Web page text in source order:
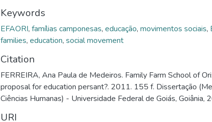
Keywords
EFAORI, famílias camponesas, educação, movimentos sociais,
families, education, social movement
Citation
FERREIRA, Ana Paula de Medeiros. Family Farm School of
proposal for education persant?. 2011. 155 f. Dissertação
Ciências Humanas) - Universidade Federal de Goiás, Goiânia,
URI